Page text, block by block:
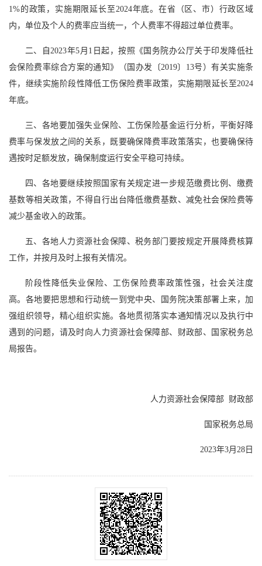
1%的政策，实施期限延长至2024年底。在省（区、市）行政区域
内，单位及个人的费率应当统一，个人费率不得超过单位费率。
二、自2023年5月1日起，按照《国务院办公厅关于印发降低社
会保险费率综合方案的通知》（国办发〔2019〕13号）有关实施条
件，继续实施阶段性降低工伤保险费率政策，实施期限延长至2024
年底。
三、各地要加强失业保险、工伤保险基金运行分析，平衡好降
费率与保发放之间的关系，既要确保降费率政策落实，也要确保待
遇按时足额发放，确保制度运行安全平稳可持续。
四、各地要继续按照国家有关规定进一步规范缴费比例、缴费
基数等相关政策，不得自行出台降低缴费基数、减免社会保险费等
减少基金收入的政策。
五、各地人力资源社会保障、税务部门要按规定开展降费核算
工作，并按月及时上报有关情况。
阶段性降低失业保险、工伤保险费率政策性强，社会关注度
高。各地要把思想和行动统一到党中央、国务院决策部署上来，加
强组织领导，精心组织实施。各地贯彻落实本通知情况以及执行中
遇到的问题，请及时向人力资源社会保障部、财政部、国家税务总
局报告。
人力资源社会保障部 财政部
国家税务总局
2023年3月28日